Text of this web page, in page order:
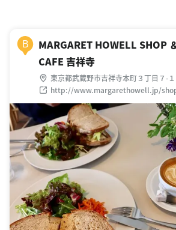
B
MARGARET HOWELL SHOP
CAFE 吉祥寺
東京都武蔵野市吉祥寺本町３丁目７-１
http://www.margarethowell.jp/